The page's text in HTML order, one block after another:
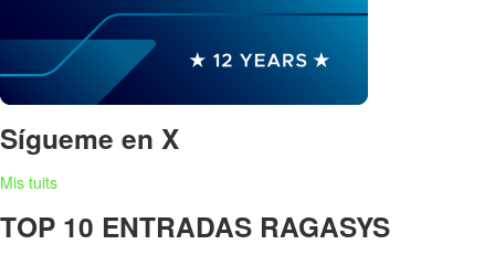
Sígueme en X
Mis tuits
TOP 10 ENTRADAS RAGASYS